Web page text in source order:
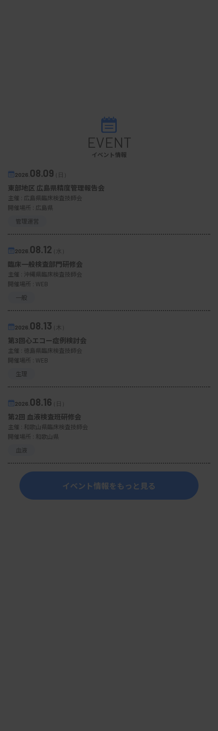
EVENT
イベント情報
2026. 08.09（日）
東部地区 広島県精度管理報告会
主催 : 広島県臨床検査技師会
開催場所 : 広島県
管理運営
2026. 08.12（水）
臨床一般検査部門研修会
主催 : 沖縄県臨床検査技師会
開催場所 : WEB
一般
2026. 08.13（木）
第3回心エコー症例検討会
主催 : 徳島県臨床検査技師会
開催場所 : WEB
生理
2026. 08.16（日）
第2回 血液検査班研修会
主催 : 和歌山県臨床検査技師会
開催場所 : 和歌山県
血液
イベント情報をもっと見る